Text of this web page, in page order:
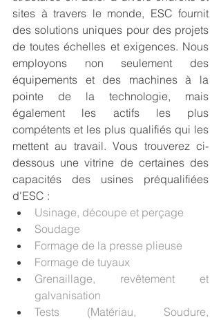
sites à travers le monde, ESC fournit
des solutions uniques pour des projets
de toutes échelles et exigences. Nous
employons non seulement des
équipements et des machines à la
pointe de la technologie, mais
également les actifs les plus
compétents et les plus qualifiés qui les
mettent au travail. Vous trouverez ci-
dessous une vitrine de certaines des
capacités des usines préqualifiées
d'ESC :
Usinage, découpe et perçage
Soudage
Formage de la presse plieuse
Formage de tuyaux
Grenaillage, revêtement et
galvanisation
Tests (Matériau, Soudure,